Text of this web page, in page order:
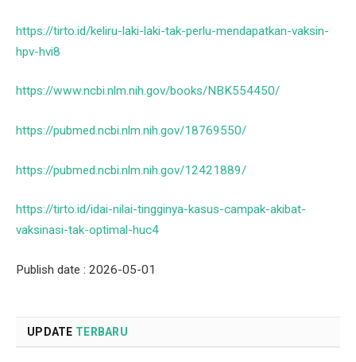
https://tirto.id/keliru-laki-laki-tak-perlu-mendapatkan-vaksin-
hpv-hvi8
https://www.ncbi.nlm.nih.gov/books/NBK554450/
https://pubmed.ncbi.nlm.nih.gov/18769550/
https://pubmed.ncbi.nlm.nih.gov/12421889/
https://tirto.id/idai-nilai-tingginya-kasus-campak-akibat-
vaksinasi-tak-optimal-huc4
Publish date : 2026-05-01
UPDATE TERBARU